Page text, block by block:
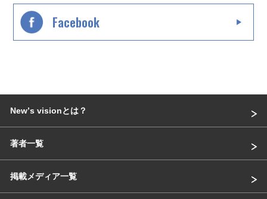
Facebook
Newʼs visionとは？
著者一覧
掲載メディア一覧